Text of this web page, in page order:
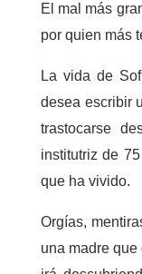
El mal más
por quien más
La vida de
desea escribir
trastocarse
institutriz de
que ha vivido.
Orgías,
una madre